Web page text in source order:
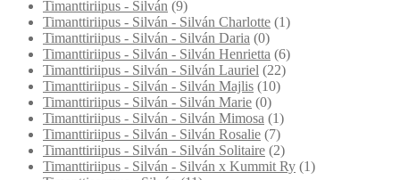
Timanttiriipus - Silván (9)
Timanttiriipus - Silván - Silván Charlotte (1)
Timanttiriipus - Silván - Silván Daria (0)
Timanttiriipus - Silván - Silván Henrietta (6)
Timanttiriipus - Silván - Silván Lauriel (22)
Timanttiriipus - Silván - Silván Majlis (10)
Timanttiriipus - Silván - Silván Marie (0)
Timanttiriipus - Silván - Silván Mimosa (1)
Timanttiriipus - Silván - Silván Rosalie (7)
Timanttiriipus - Silván - Silván Solitaire (2)
Timanttiriipus - Silván - Silván x Kummit Ry (1)